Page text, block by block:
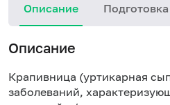
Описание
Описание
Крапивница (уртикарная
заболеваний,